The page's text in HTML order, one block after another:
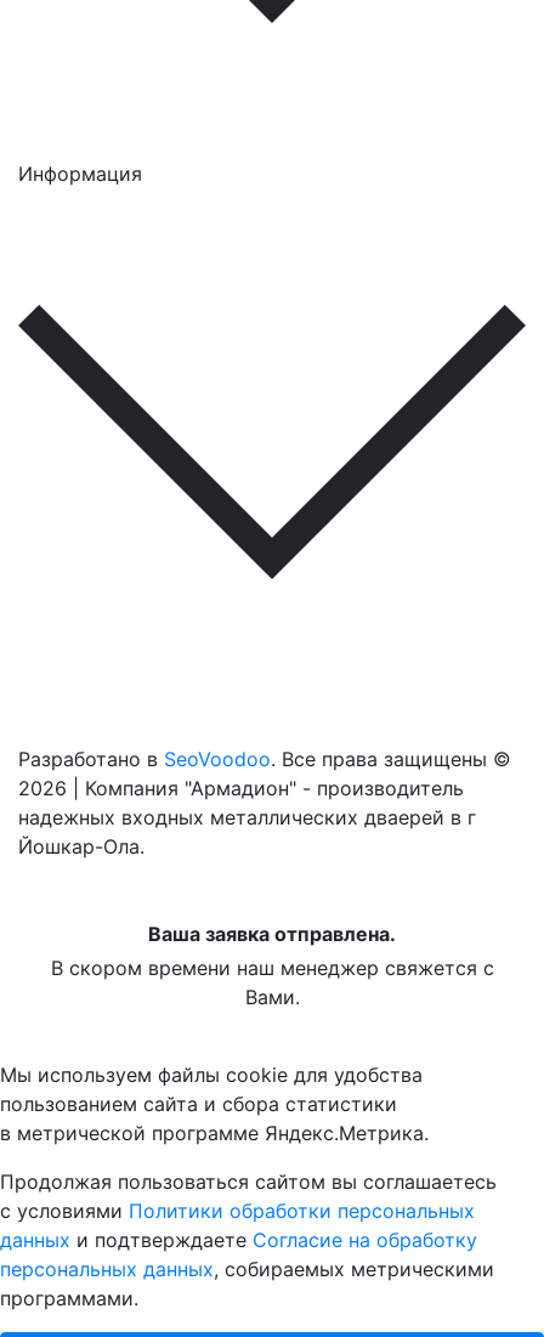
Информация
Разработано в SeoVoodoo. Все права защищены ©
2026 | Компания "Армадион" - производитель
надежных входных металлических дваерей в г
Йошкар-Ола.
Ваша заявка отправлена.
В скором времени наш менеджер свяжется с
Вами.
Мы используем файлы cookie для удобства
пользованием сайта и сбора статистики
в метрической программе Яндекс.Метрика.
Продолжая пользоваться сайтом вы соглашаетесь
с условиями Политики обработки персональных
данных и подтверждаете Согласие на обработку
персональных данных, собираемых метрическими
программами.